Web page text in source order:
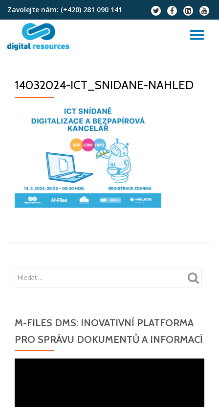
Přeskočit
obsah
Zavolejte nám: (+420) 281 090 141
fa-
twitter
fa-
facebook
fa-
linkedin-
square
fa-
14032024-ICT_SNIDANE-NAHLED
M-FILES DMS: INOVATIVNÍ PLATFORMA
PRO SPRÁVU DOKUMENTŮ A INFORMACÍ